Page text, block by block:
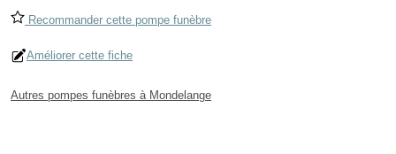
Recommander cette pompe funèbre
Améliorer cette fiche
Autres pompes funèbres à Mondelange